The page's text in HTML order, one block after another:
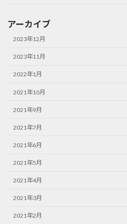
アーカイブ
2023年12月
2023年11月
2022年1月
2021年10月
2021年9月
2021年7月
2021年6月
2021年5月
2021年4月
2021年3月
2021年2月